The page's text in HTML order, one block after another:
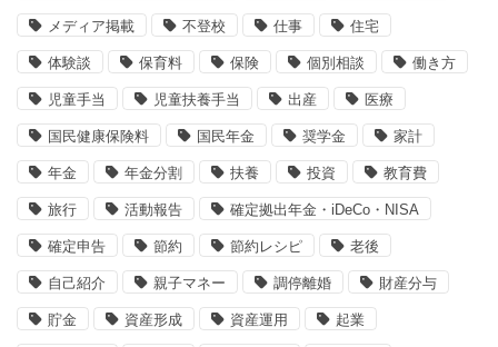
メディア掲載 不登校 仕事 住宅
体験談 保育料 保険 個別相談 働き方
児童手当 児童扶養手当 出産 医療
国民健康保険料 国民年金 奨学金 家計
年金 年金分割 扶養 投資 教育費
旅行 活動報告 確定拠出年金・iDeCo・NISA
確定申告 節約 節約レシピ 老後
自己紹介 親子マネー 調停離婚 財産分与
貯金 資産形成 資産運用 起業